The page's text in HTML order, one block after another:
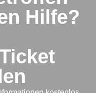
Hilfe?